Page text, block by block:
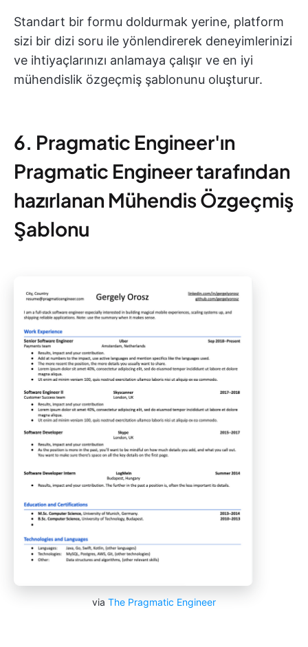
Standart bir formu doldurmak yerine, platform
sizi bir dizi soru ile yönlendirerek deneyimlerinizi
ve ihtiyaçlarınızı anlamaya çalışır ve en iyi
mühendislik özgeçmiş şablonunu oluşturur.
6. Pragmatic Engineer'ın
Pragmatic Engineer tarafından
hazırlanan Mühendis Özgeçmiş
Şablonu
via The Pragmatic Engineer